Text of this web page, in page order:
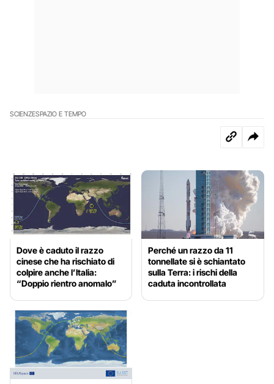
SCIENZESPAZIO E TEMPO
Dove è caduto il razzo
cinese che ha rischiato di
colpire anche l’Italia:
“Doppio rientro anomalo”
Perché un razzo da 11
tonnellate si è schiantato
sulla Terra: i rischi della
caduta incontrollata